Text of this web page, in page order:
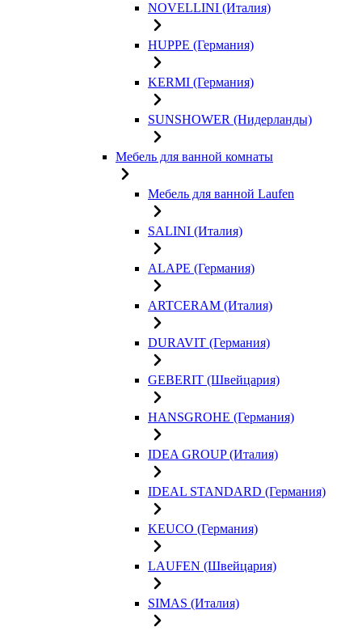
NOVELLINI (Италия)
HUPPE (Германия)
KERMI (Германия)
SUNSHOWER (Нидерланды)
Мебель для ванной комнаты
Мебель для ванной Laufen
SALINI (Италия)
ALAPE (Германия)
ARTCERAM (Италия)
DURAVIT (Германия)
GEBERIT (Швейцария)
HANSGROHE (Германия)
IDEA GROUP (Италия)
IDEAL STANDARD (Германия)
KEUCO (Германия)
LAUFEN (Швейцария)
SIMAS (Италия)